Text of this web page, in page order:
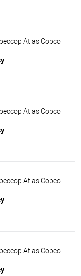
Atlas Copco
Atlas Copco
Atlas Copco
Atlas Copco